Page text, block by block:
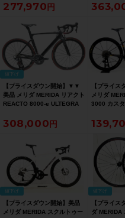
バイク 44サイズ バーレーン・
マクラーレンチームカラー
277,970
バイクTTバ
2×11速 ブ
ラダイス山
い得SALE】
値下げ
【プライスダウン開始】▼▼
美品 メリダ MERIDA リアクト
REACTO 8000-e ULTEGRA
ボン ロードバイク S(50)サイ
ズ 2×11速【お買い得SALE】
308,000
【プライ
メリダ
3000 カス
サイズ 11速
バー（サイ
口より配送
SALE】
値下げ
【プライスダウン開始】美品
メリダ MERIDA スクルトゥー
値下げ
【プライス
ダ MERIDA